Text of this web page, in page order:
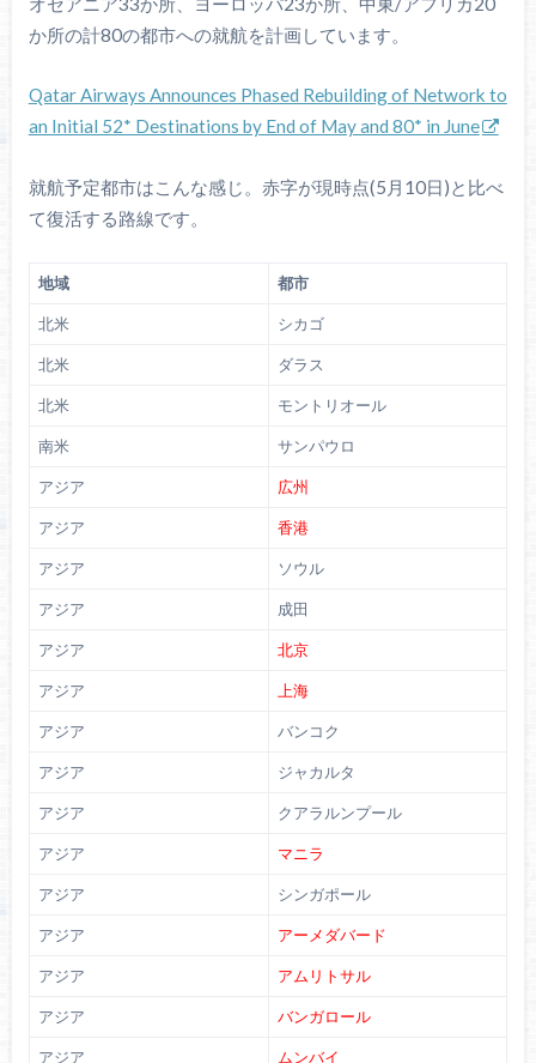
か所の計80の都市への就航を計画しています。
Qatar Airways Announces Phased Rebuilding of Network to
an Initial 52* Destinations by End of May and 80* in June
就航予定都市はこんな感じ。赤字が現時点(5月10日)と比べ
て復活する路線です。
地域 都市
北米 シカゴ
北米 ダラス
北米 モントリオール
南米 サンパウロ
アジア 広州
アジア 香港
アジア ソウル
アジア 成田
アジア 北京
アジア 上海
アジア バンコク
アジア ジャカルタ
アジア クアラルンプール
アジア マニラ
アジア シンガポール
アジア アーメダバード
アジア アムリトサル
アジア バンガロール
アジア ムンバイ